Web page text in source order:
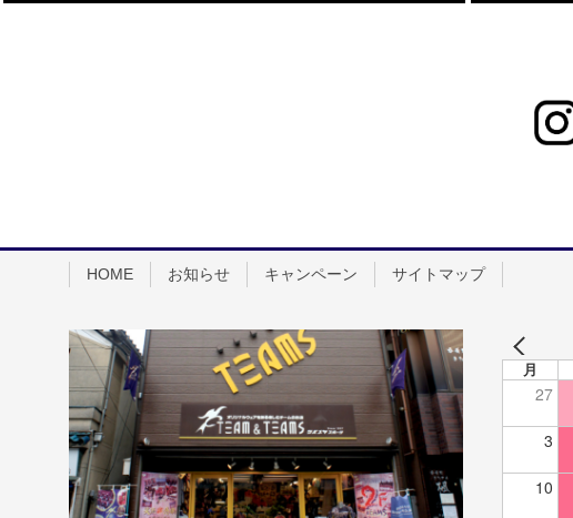
HOME お知らせ キャンペーン サイトマップ
月
27
3
10